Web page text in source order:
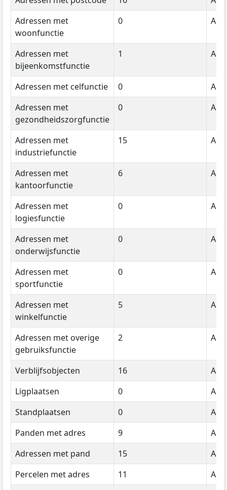
Adressen met
woonfunctie
0
Adressen met
bijeenkomstfunctie
1
Adressen met celfunctie 0
Adressen met
gezondheidszorgfunctie
0
Adressen met
industriefunctie
15
Adressen met
kantoorfunctie
6
Adressen met
logiesfunctie
0
Adressen met
onderwijsfunctie
0
Adressen met
sportfunctie
0
Adressen met
winkelfunctie
5
Adressen met overige
gebruiksfunctie
2
Verblijfsobjecten 16
Ligplaatsen
0
Standplaatsen
0
Panden met adres
9
Adressen met pand
15
Percelen met adres
11